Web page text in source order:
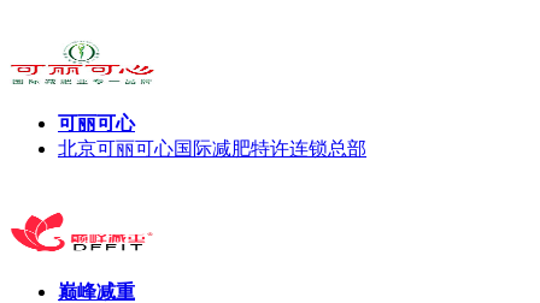
可丽可心
北京可丽可心国际减肥特许连锁总部
巅峰减重